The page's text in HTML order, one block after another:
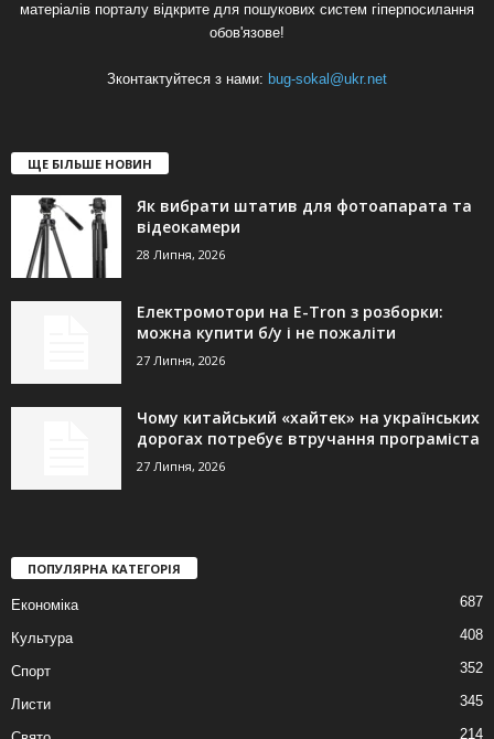
матеріалів порталу відкрите для пошукових систем гіперпосилання
обов'язове!
Зконтактуйтеся з нами: bug-sokal@ukr.net
ЩЕ БІЛЬШЕ НОВИН
Як вибрати штатив для фотоапарата та
відеокамери
28 Липня, 2026
Електромотори на E-Tron з розборки:
можна купити б/у і не пожаліти
27 Липня, 2026
Чому китайський «хайтек» на українських
дорогах потребує втручання програміста
27 Липня, 2026
ПОПУЛЯРНА КАТЕГОРІЯ
Економіка 687
Культура 408
Спорт 352
Листи 345
214